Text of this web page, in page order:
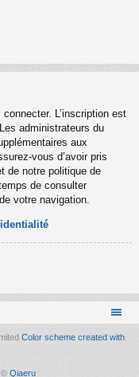
L’inscription est
administrateurs du
aux
vous d’avoir pris
de notre politique de
de consulter
votre navigation.
Color scheme created with
© Qiaeru